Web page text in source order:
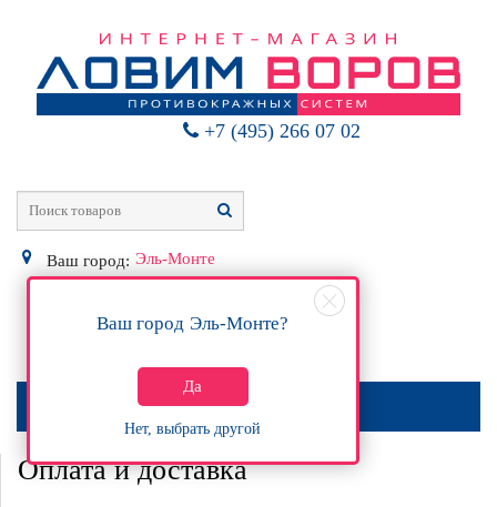
+7 (495) 266 07 02
Ваш город: Эль-Монте
Ваш город Эль-Монте?
Да
Нет, выбрать другой
0Р
МЕНЮ
Оплата и доставка